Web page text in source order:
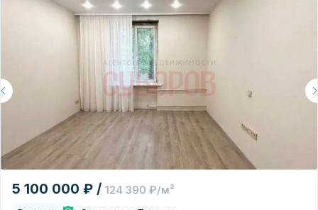
5 100 000 ₽ / 124 390 ₽/м²